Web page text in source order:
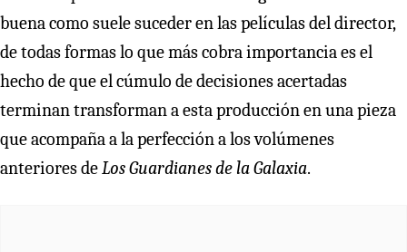
buena como suele suceder en las películas del director,
de todas formas lo que más cobra importancia es el
hecho de que el cúmulo de decisiones acertadas
terminan transforman a esta producción en una pieza
que acompaña a la perfección a los volúmenes
anteriores deLos Guardianes de la Galaxia.